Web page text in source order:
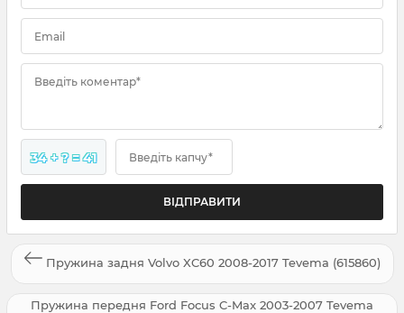
Email
Введіть коментар*
34 + ? = 41 Введіть капчу*
Пружина задня Volvo XC60 2008-2017 Tevema (615860)
Пружина передня Ford Focus C-Max 2003-2007 Tevema